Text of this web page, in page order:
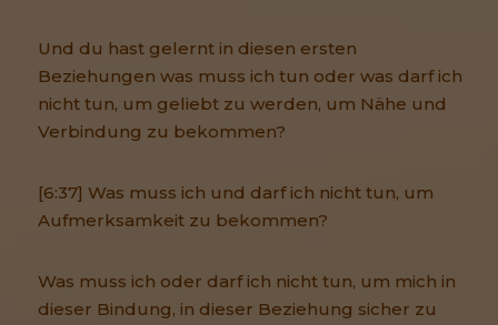
Und du hast gelernt in diesen ersten
Beziehungen was muss ich tun oder was darf ich
nicht tun, um geliebt zu werden, um Nähe und
Verbindung zu bekommen?
[6:37] Was muss ich und darf ich nicht tun, um
Aufmerksamkeit zu bekommen?
Was muss ich oder darf ich nicht tun, um mich in
dieser Bindung, in dieser Beziehung sicher zu